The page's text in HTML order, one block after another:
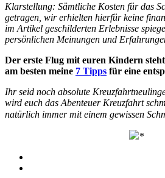
Klarstellung: Sämtliche Kosten für das
getragen, wir erhielten hierfür keine
im Artikel geschilderten Erlebnisse
persönlichen Meinungen und
Der erste Flug mit euren Kindern
am besten meine 7 Tipps für eine
Ihr seid noch absolute
wird euch das Abenteuer Kreuzfahrt
natürlich immer mit einem gewissen
*